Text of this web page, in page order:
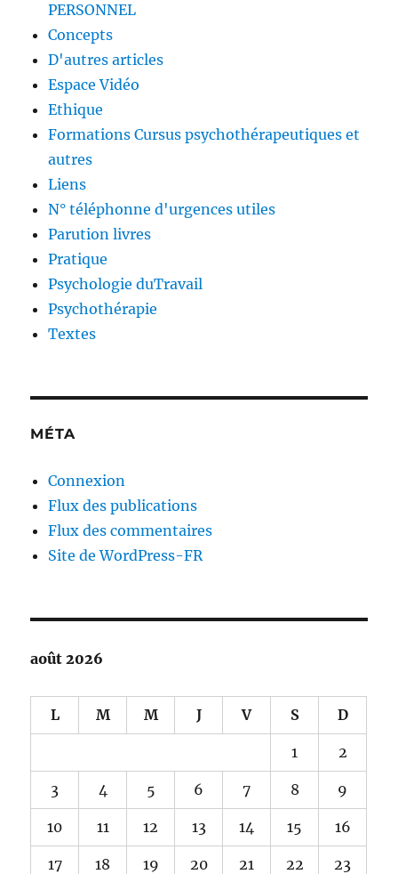
PERSONNEL
Concepts
D'autres articles
Espace Vidéo
Ethique
Formations Cursus psychothérapeutiques et
autres
Liens
N° téléphonne d'urgences utiles
Parution livres
Pratique
Psychologie duTravail
Psychothérapie
Textes
MÉTA
Connexion
Flux des publications
Flux des commentaires
Site de WordPress-FR
août 2026
L M M J V S D
1 2
3 4 5 6 7 8 9
10 11 12 13 14 15 16
17 18 19 20 21 22 23